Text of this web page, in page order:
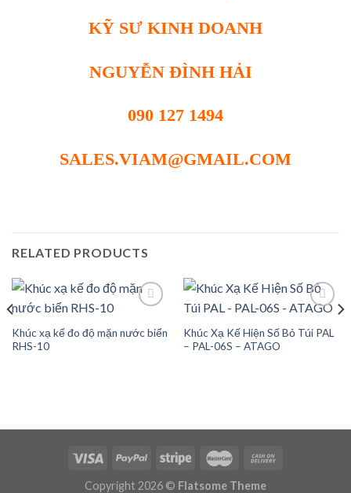
KỸ SƯ KINH DOANH
NGUYỄN ĐÌNH HẢI
090 127 1494
SALES.VIAM@GMAIL.COM
RELATED PRODUCTS
Khúc xạ kế đo độ mặn nước biển
RHS-10
Khúc Xạ Kế Hiện Số Bỏ Túi PAL
– PAL-06S – ATAGO
Copyright 2026 © Flatsome Theme